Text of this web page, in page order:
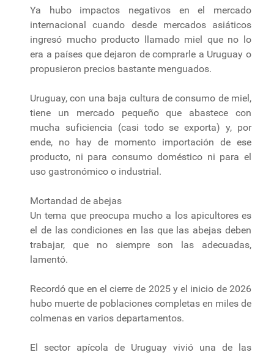
Ya hubo impactos negativos en el mercado
internacional cuando desde mercados asiáticos
ingresó mucho producto llamado miel que no lo
era a países que dejaron de comprarle a Uruguay o
propusieron precios bastante menguados.
Uruguay, con una baja cultura de consumo de miel,
tiene un mercado pequeño que abastece con
mucha suficiencia (casi todo se exporta) y, por
ende, no hay de momento importación de ese
producto, ni para consumo doméstico ni para el
uso gastronómico o industrial.
Mortandad de abejas
Un tema que preocupa mucho a los apicultores es
el de las condiciones en las que las abejas deben
trabajar, que no siempre son las adecuadas,
lamentó.
Recordó que en el cierre de 2025 y el inicio de 2026
hubo muerte de poblaciones completas en miles de
colmenas en varios departamentos.
El sector apícola de Uruguay vivió una de las